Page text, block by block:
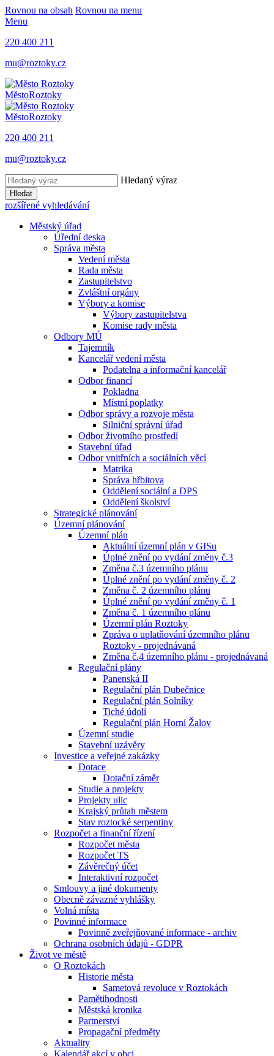
Rovnou na obsah Rovnou na menu
Menu
220 400 211
mu@roztoky.cz
MěstoRoztoky
MěstoRoztoky
220 400 211
mu@roztoky.cz
Hledaný výraz
Hledat
rozšířené vyhledávání
Městský úřad
Úřední deska
Správa města
Vedení města
Rada města
Zastupitelstvo
Zvláštní orgány
Výbory a komise
Výbory zastupitelstva
Komise rady města
Odbory MÚ
Tajemník
Kancelář vedení města
Podatelna a informační kancelář
Odbor financí
Pokladna
Místní poplatky
Odbor správy a rozvoje města
Silniční správní úřad
Odbor životního prostředí
Stavební úřad
Odbor vnitřních a sociálních věcí
Matrika
Správa hřbitova
Oddělení sociální a DPS
Oddělení školství
Strategické plánování
Územní plánování
Územní plán
Aktuální územní plán v GISu
Úplné znění po vydání změny č.3
Změna č.3 územního plánu
Úplné znění po vydání změny č. 2
Změna č. 2 územního plánu
Úplné znění po vydání změny č. 1
Změna č. 1 územního plánu
Územní plán Roztoky
Zpráva o uplatňování územního plánu
Roztoky - projednávaná
Změna č.4 územního plánu - projednávaná
Regulační plány
Panenská II
Regulační plán Dubečnice
Regulační plán Solníky
Tiché údolí
Regulační plán Horní Žalov
Územní studie
Stavební uzávěry
Investice a veřejné zakázky
Dotace
Dotační záměr
Studie a projekty
Projekty ulic
Krajský průtah městem
Stav roztocké serpentiny
Rozpočet a finanční řízení
Rozpočet města
Rozpočet TS
Závěrečný účet
Interaktivní rozpočet
Smlouvy a jiné dokumenty
Obecně závazné vyhlášky
Volná místa
Povinné informace
Povinně zveřejňované informace - archiv
Ochrana osobních údajů - GDPR
Život ve městě
O Roztokách
Historie města
Sametová revoluce v Roztokách
Pamětihodnosti
Městská kronika
Partnerství
Propagační předměty
Aktuality
Kalendář akcí v obci